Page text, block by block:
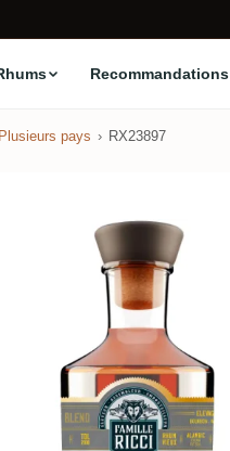
Recommandations
Plusieurs pays RX23897